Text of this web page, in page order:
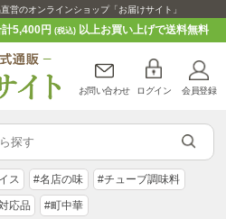
営のオンラインショップ「お届けサイト」
5,400円 (税込)以上お買い上げで送料無料
お問い合わせ ログイン 会員登録
ス #名店の味 #チューブ調味料
応品 #町中華